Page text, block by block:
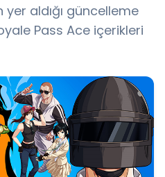
aldığı güncelleme
Pass Ace içerikleri